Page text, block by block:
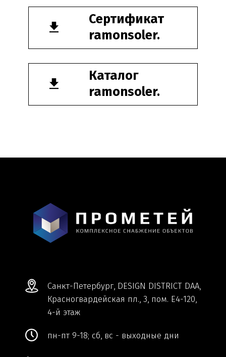
Информация и цены, представленные на
сайте, являются справочными и не
являются публичной офертой.
пн-пт 9-18; сб, вс - выходные дни
+7 (812) 577-77-00